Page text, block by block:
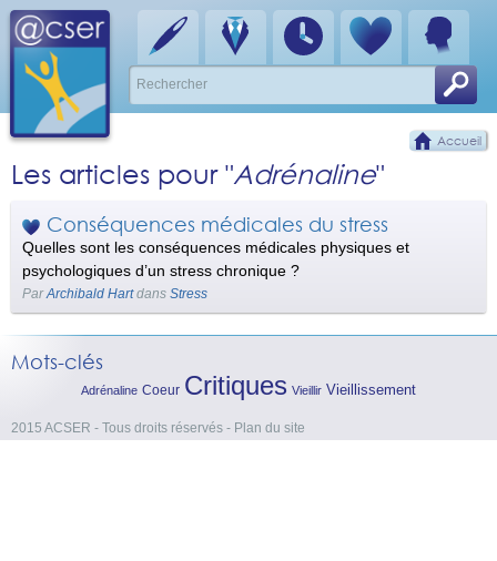
Accueil
Les articles pour "Adrénaline"
Conséquences médicales du stress
Quelles sont les conséquences médicales physiques et
psychologiques d’un stress chronique ?
ParArchibald Hart dans Stress
Mots-clés
Adrénaline Coeur Critiques Vieillir Vieillissement
2015 ACSER - Tous droits réservés - Plan du site